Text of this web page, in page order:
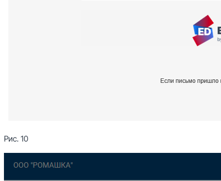
Рис. 10